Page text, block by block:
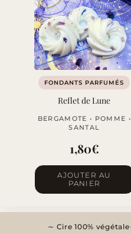
FONDANTS PARFUMÉS
Reflet de Lune
BERGAMOTE • POMME •
SANTAL
1,80€
AJOUTER AU
PANIER
Cire 100% végétale